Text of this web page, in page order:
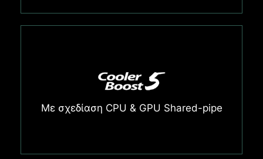
Με σχεδίαση CPU & GPU Shared-pipe